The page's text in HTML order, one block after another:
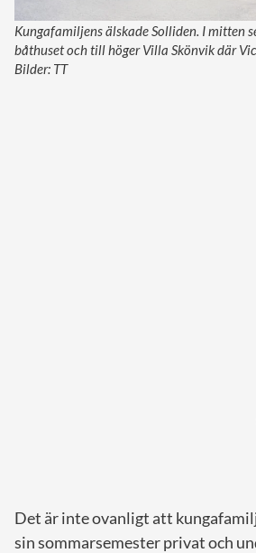
Kungafamiljens älskade Solliden. I mitten
båthuset och till höger Villa Skönvik där
Bilder: TT
Det är inte ovanligt att
sin sommarsemester privat och